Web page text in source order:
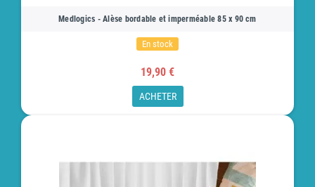
Medlogics - Alèse bordable et imperméable 85 x 90 cm
En stock
19,90 €
ACHETER